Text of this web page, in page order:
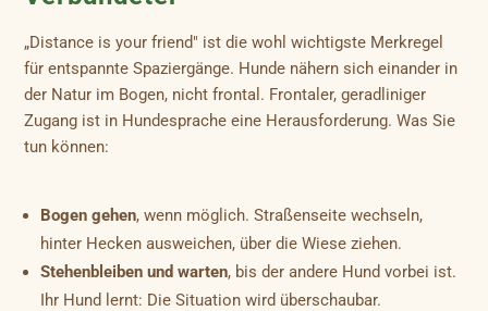
„Distance is your friend" ist die wohl wichtigste Merkregel
für entspannte Spaziergänge. Hunde nähern sich einander in
der Natur im Bogen, nicht frontal. Frontaler, geradliniger
Zugang ist in Hundesprache eine Herausforderung. Was Sie
tun können:
Bogen gehen, wenn möglich. Straßenseite wechseln,
hinter Hecken ausweichen, über die Wiese ziehen.
Stehenbleiben und warten, bis der andere Hund vorbei ist.
Ihr Hund lernt: Die Situation wird überschaubar.